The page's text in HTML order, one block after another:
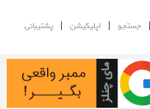
| جستجو | اپلیکیشن |پشتیبانی